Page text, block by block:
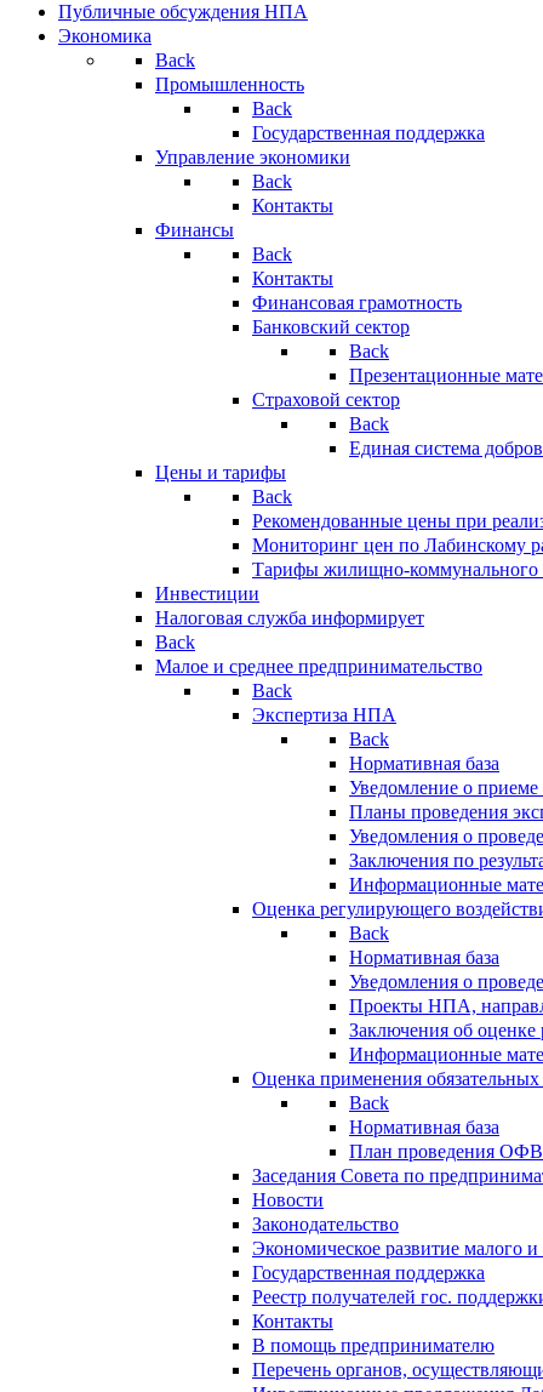
Публичные обсуждения НПА
Экономика
Back
Промышленность
Back
Государственная поддержка
Управление экономики
Back
Контакты
Финансы
Back
Контакты
Финансовая грамотность
Банковский сектор
Back
Презентационные
Страховой сектор
Back
Единая система
Цены и тарифы
Back
Рекомендованные цены при
Мониторинг цен по Лабинскому
Тарифы жилищно-коммунального
Инвестиции
Налоговая служба информирует
Back
Малое и среднее предпринимательство
Back
Экспертиза НПА
Back
Нормативная база
Уведомление о
Планы проведения
Уведомления о
Заключения по
Информационные
Оценка регулирующего
Back
Нормативная база
Уведомления о
Проекты НПА,
Заключения об
Информационные
Оценка применения
Back
Нормативная база
План проведения
Заседания Совета по
Новости
Законодательство
Экономическое развитие малого и
Государственная поддержка
Реестр получателей гос.
Контакты
В помощь предпринимателю
Перечень органов,